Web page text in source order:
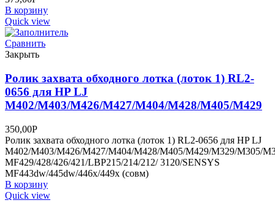
В корзину
Quick view
Сравнить
Закрыть
Ролик захвата обходного лотка (лоток 1) RL2-
0656 для HP LJ
M402/M403/M426/M427/M404/M428/M405/M429
350,00Р
Ролик захвата обходного лотка (лоток 1) RL2-0656 для HP LJ
M402/M403/M426/M427/M404/M428/M405/M429/M329/M305/
MF429/428/426/421/LBP215/214/212/ 3120/SENSYS
MF443dw/445dw/446x/449x (совм)
В корзину
Quick view